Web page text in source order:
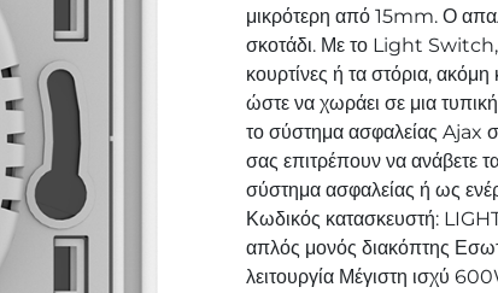
μικρότερη από 15mm. Ο
σκοτάδι. Με το Light Switch,
κουρτίνες ή τα στόρια,
ώστε να χωράει σε μια
το σύστημα ασφαλείας Ajax
σας επιτρέπουν να ανάβετε
σύστημα ασφαλείας ή ως
Κωδικός κατασκευστή:
απλός μονός διακόπτης
λειτουργία Μέγιστη ισχύ